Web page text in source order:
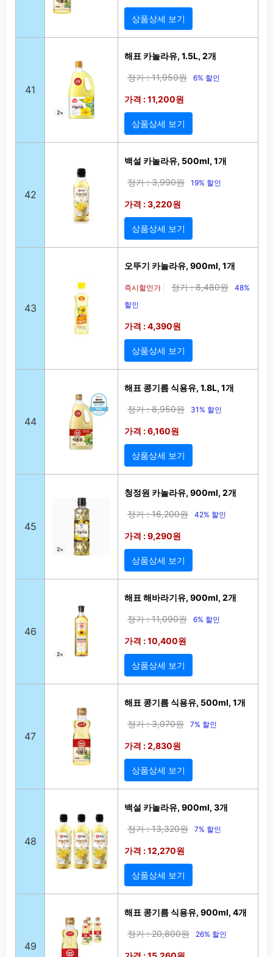
상품상세 보기
41
해표 카놀라유, 1.5L, 2개
정가 : 11,950원 6% 할인
가격 : 11,200원
상품상세 보기
42
백설 카놀라유, 500ml, 1개
정가 : 3,990원 19% 할인
가격 : 3,220원
상품상세 보기
43
오뚜기 카놀라유, 900ml, 1개
즉시할인가 정가 : 8,480원
48%
할인
가격 : 4,390원
상품상세 보기
44
해표 콩기름 식용유, 1.8L, 1개
정가 : 8,950원 31% 할인
가격 : 6,160원
상품상세 보기
45
청정원 카놀라유, 900ml, 2개
정가 : 16,200원 42% 할인
가격 : 9,290원
상품상세 보기
46
해표 해바라기유, 900ml, 2개
정가 : 11,090원 6% 할인
가격 : 10,400원
상품상세 보기
47
해표 콩기름 식용유, 500ml, 1개
정가 : 3,070원 7% 할인
가격 : 2,830원
상품상세 보기
48
백설 카놀라유, 900ml, 3개
정가 : 13,320원 7% 할인
가격 : 12,270원
상품상세 보기
49
해표 콩기름 식용유, 900ml, 4개
정가 : 20,800원 26% 할인